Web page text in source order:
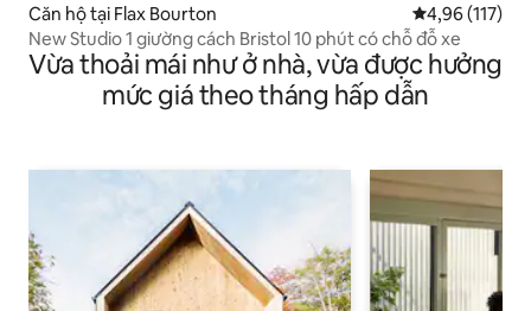
Căn hộ tại Flax Bourton Xếp hạng
4,96 (117)
New Studio 1 giường cách Bristol 10 phút có chỗ đỗ xe
Vừa thoải mái như ở nhà, vừa được hưởng
mức giá theo tháng hấp dẫn